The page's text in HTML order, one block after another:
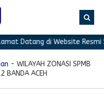
Datang di Website Resmi
- WILAYAH ZONASI SPMB
BANDA ACEH